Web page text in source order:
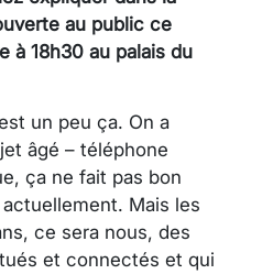
au public ce
à 18h30 au palais du
un peu ça. On a
âgé – téléphone
ça ne fait pas bon
Mais les
ce sera nous, des
et connectés et qui